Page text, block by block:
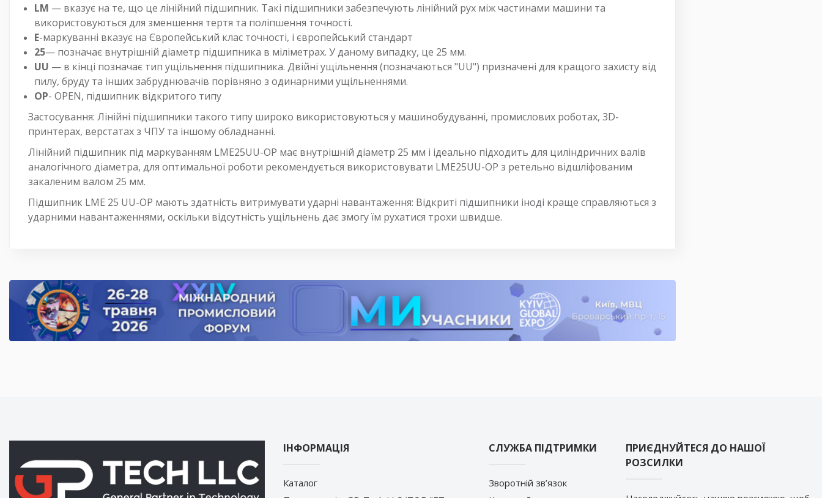
LM — вказує на те, що це лінійний підшипник. Такі підшипники забезпечують лінійний рух між частинами машини та
використовуються для зменшення тертя та поліпшення точності.
Е-маркуванні вказує на Європейський клас точності, і європейський стандарт
25— позначає внутрішній діаметр підшипника в міліметрах. У даному випадку, це 25 мм.
UU — в кінці позначає тип ущільнення підшипника. Двійні ущільнення (позначаються "UU") призначені для кращого захисту від
пилу, бруду та інших забруднювачів порівняно з одинарними ущільненнями.
ОР- OPEN, підшипник відкритого типу
Застосування: Лінійні підшипники такого типу широко використовуються у машинобудуванні, промислових роботах, 3D-
принтерах, верстатах з ЧПУ та іншому обладнанні.
Лінійний підшипник під маркуванням LME25UU-OP має внутрішній діаметр 25 мм і ідеально підходить для циліндричних валів
аналогічного діаметра, для оптимальної роботи рекомендується використовувати LME25UU-OP з ретельно відшліфованим
закаленим валом 25 мм.
Підшипник LME 25 UU-OP мають здатність витримувати ударні навантаження: Відкриті підшипники іноді краще справляються з
ударними навантаженнями, оскільки відсутність ущільнень дає змогу їм рухатися трохи швидше.
ІНФОРМАЦІЯ
Каталог
СЛУЖБА ПІДТРИМКИ
Зворотній зв’язок
ПРИЄДНУЙТЕСЯ ДО НАШОЇ
РОЗСИЛКИ